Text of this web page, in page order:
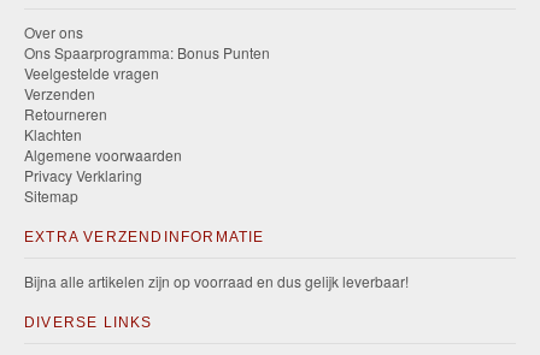
Over ons
Ons Spaarprogramma: Bonus Punten
Veelgestelde vragen
Verzenden
Retourneren
Klachten
Algemene voorwaarden
Privacy Verklaring
Sitemap
EXTRA VERZENDINFORMATIE
Bijna alle artikelen zijn op voorraad en dus gelijk leverbaar!
DIVERSE LINKS